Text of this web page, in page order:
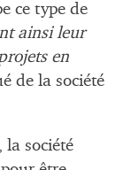
ce type de
ainsi leur
en
de la société
la société